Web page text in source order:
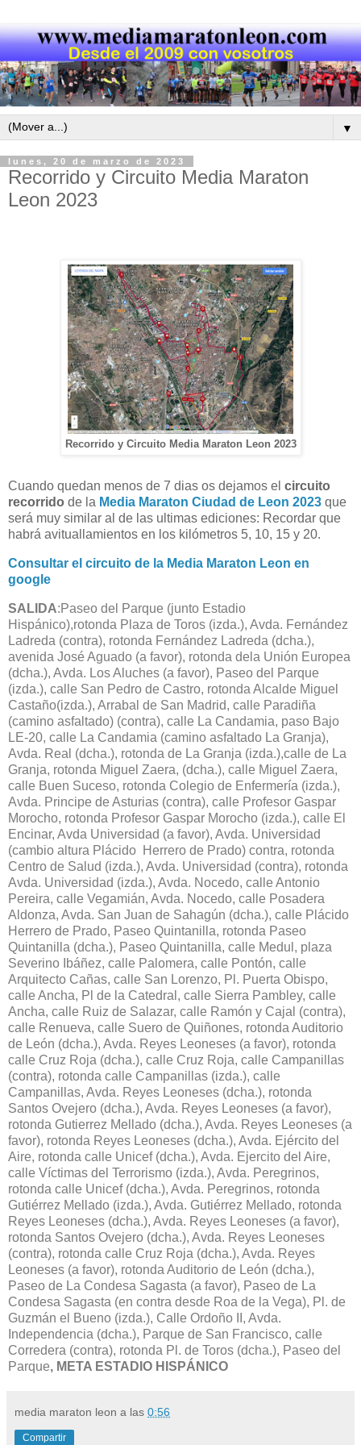
▼
lunes, 20 de marzo de 2023
Recorrido y Circuito Media Maraton
Leon 2023
Recorrido y Circuito Media Maraton Leon 2023
Cuando quedan menos de 7 dias os dejamos el circuito
recorrido de la Media Maraton Ciudad de Leon 2023 que
será muy similar al de las ultimas ediciones: Recordar que
habrá avituallamientos en los kilómetros 5, 10, 15 y 20.
Consultar el circuito de la Media Maraton Leon en
google
SALIDA:Paseo del Parque (junto Estadio
Hispánico),rotonda Plaza de Toros (izda.), Avda. Fernández
Ladreda (contra), rotonda Fernández Ladreda (dcha.),
avenida José Aguado (a favor), rotonda dela Unión Europea
(dcha.), Avda. Los Aluches (a favor), Paseo del Parque
(izda.), calle San Pedro de Castro, rotonda Alcalde Miguel
Castaño(izda.), Arrabal de San Madrid, calle Paradiña
(camino asfaltado) (contra), calle La Candamia, paso Bajo
LE-20, calle La Candamia (camino asfaltado La Granja),
Avda. Real (dcha.), rotonda de La Granja (izda.),calle de La
Granja, rotonda Miguel Zaera, (dcha.), calle Miguel Zaera,
calle Buen Suceso, rotonda Colegio de Enfermería (izda.),
Avda. Principe de Asturias (contra), calle Profesor Gaspar
Morocho, rotonda Profesor Gaspar Morocho (izda.), calle El
Encinar, Avda Universidad (a favor), Avda. Universidad
(cambio altura Plácido Herrero de Prado) contra, rotonda
Centro de Salud (izda.), Avda. Universidad (contra), rotonda
Avda. Universidad (izda.), Avda. Nocedo, calle Antonio
Pereira, calle Vegamián, Avda. Nocedo, calle Posadera
Aldonza, Avda. San Juan de Sahagún (dcha.), calle Plácido
Herrero de Prado, Paseo Quintanilla, rotonda Paseo
Quintanilla (dcha.), Paseo Quintanilla, calle Medul, plaza
Severino Ibáñez, calle Palomera, calle Pontón, calle
Arquitecto Cañas, calle San Lorenzo, Pl. Puerta Obispo,
calle Ancha, Pl de la Catedral, calle Sierra Pambley, calle
Ancha, calle Ruiz de Salazar, calle Ramón y Cajal (contra),
calle Renueva, calle Suero de Quiñones, rotonda Auditorio
de León (dcha.), Avda. Reyes Leoneses (a favor), rotonda
calle Cruz Roja (dcha.), calle Cruz Roja, calle Campanillas
(contra), rotonda calle Campanillas (izda.), calle
Campanillas, Avda. Reyes Leoneses (dcha.), rotonda
Santos Ovejero (dcha.), Avda. Reyes Leoneses (a favor),
rotonda Gutierrez Mellado (dcha.), Avda. Reyes Leoneses (a
favor), rotonda Reyes Leoneses (dcha.), Avda. Ejército del
Aire, rotonda calle Unicef (dcha.), Avda. Ejercito del Aire,
calle Víctimas del Terrorismo (izda.), Avda. Peregrinos,
rotonda calle Unicef (dcha.), Avda. Peregrinos, rotonda
Gutiérrez Mellado (izda.), Avda. Gutiérrez Mellado, rotonda
Reyes Leoneses (dcha.), Avda. Reyes Leoneses (a favor),
rotonda Santos Ovejero (dcha.), Avda. Reyes Leoneses
(contra), rotonda calle Cruz Roja (dcha.), Avda. Reyes
Leoneses (a favor), rotonda Auditorio de León (dcha.),
Paseo de La Condesa Sagasta (a favor), Paseo de La
Condesa Sagasta (en contra desde Roa de la Vega), Pl. de
Guzmán el Bueno (izda.), Calle Ordoño II, Avda.
Independencia (dcha.), Parque de San Francisco, calle
Corredera (contra), rotonda Pl. de Toros (dcha.), Paseo del
Parque, META ESTADIO HISPÁNICO
media maraton leon a las 0:56
Compartir